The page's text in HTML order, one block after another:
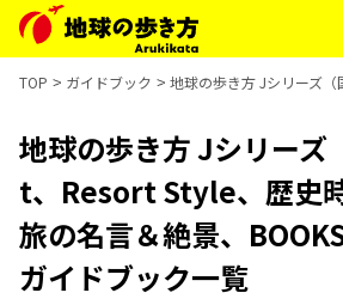
TOP ガイドブック 地球の歩き方 Jシリーズ
地球の歩き方 Jシリーズ
t、Resort Style、歴史
旅の名言＆絶景、
ガイドブック一覧